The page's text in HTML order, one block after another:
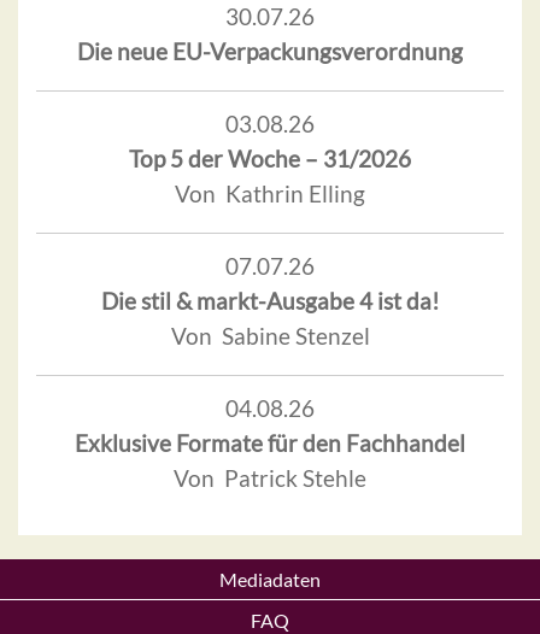
30.07.26
Die neue EU-Verpackungsverordnung
03.08.26
Top 5 der Woche – 31/2026
Von Kathrin Elling
07.07.26
Die stil & markt-Ausgabe 4 ist da!
Von Sabine Stenzel
04.08.26
Exklusive Formate für den Fachhandel
Von Patrick Stehle
Mediadaten
FAQ